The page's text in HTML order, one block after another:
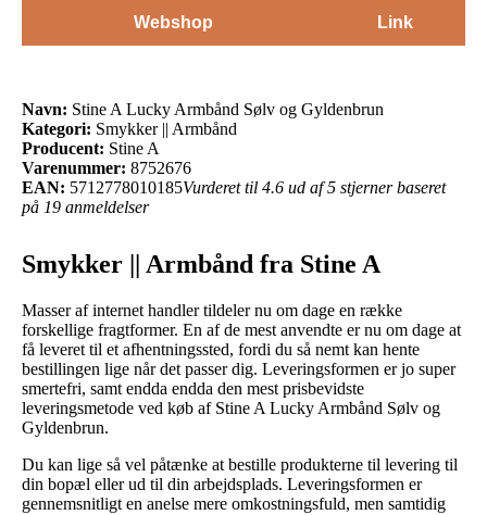
Webshop
Link
Navn: Stine A Lucky Armbånd Sølv og Gyldenbrun
Kategori: Smykker || Armbånd
Producent: Stine A
Varenummer: 8752676
EAN: 5712778010185Vurderet til 4.6 ud af 5 stjerner baseret
på 19 anmeldelser
Smykker || Armbånd fra Stine A
Masser af internet handler tildeler nu om dage en række
forskellige fragtformer. En af de mest anvendte er nu om dage at
få leveret til et afhentningssted, fordi du så nemt kan hente
bestillingen lige når det passer dig. Leveringsformen er jo super
smertefri, samt endda endda den mest prisbevidste
leveringsmetode ved køb af Stine A Lucky Armbånd Sølv og
Gyldenbrun.
Du kan lige så vel påtænke at bestille produkterne til levering til
din bopæl eller ud til din arbejdsplads. Leveringsformen er
gennemsnitligt en anelse mere omkostningsfuld, men samtidig